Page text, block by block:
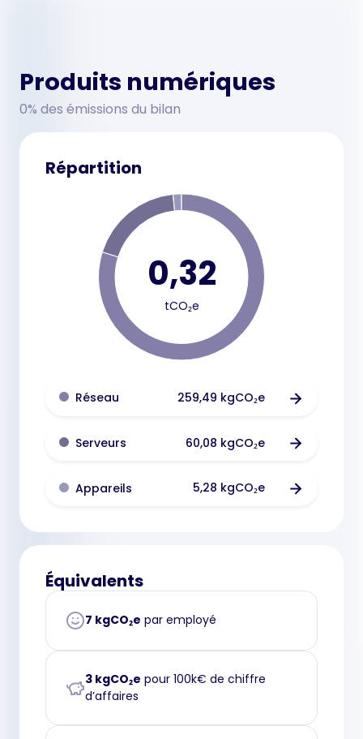
Produits numériques
0% des émissions du bilan
Répartition
0,32
tCO₂e
Réseau 259,49 kgCO₂e
Serveurs 60,08 kgCO₂e
Appareils 5,28 kgCO₂e
Équivalents
7 kgCO₂e par employé
3 kgCO₂e pour 100k€ de chiffre
d’affaires